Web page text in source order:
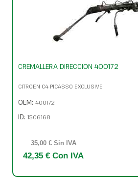
CREMALLERA DIRECCION 400172
CITROËN C4 PICASSO EXCLUSIVE
OEM: 400172
ID: 1506168
35,00 € Sin IVA
42,35 € Con IVA